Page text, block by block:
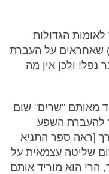
לאומות הגדולות
שאחראים על העברת
נפל! ולכן אין מה
מאותם "שרים" שום
להעברת השפע
[ראה ספר התניא
שום שליטה עצמאית על
הוא מוריד אותם